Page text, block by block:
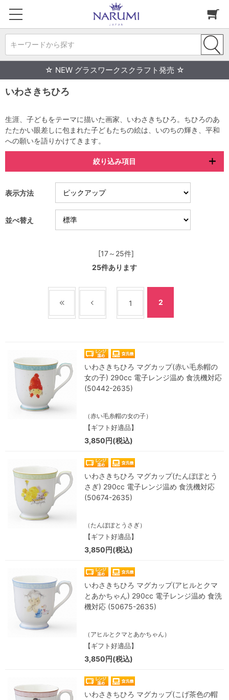
キーワードから探す
☆ NEW グラスワークスクラフト発売 ☆
いわさきちひろ
生涯、子どもをテーマに描いた画家、いわさきちひろ。ちひろのあ
たたかい眼差しに包まれた子どもたちの絵は、いのちの輝き、平和
への願いを語りかけてきます。
絞り込み項目
表示方法
並べ替え
[17～25件]
25件あります
1 2
いわさきちひろ マグカップ(赤い毛糸帽の
女の子) 290cc 電子レンジ温め 食洗機対応
(50442-2635)
（赤い毛糸帽の女の子）
【ギフト好適品】
3,850円(税込)
いわさきちひろ マグカップ(たんぽぽとう
さぎ) 290cc 電子レンジ温め 食洗機対応
(50674-2635)
（たんぽぽとうさぎ）
【ギフト好適品】
3,850円(税込)
いわさきちひろ マグカップ(アヒルとクマ
とあかちゃん) 290cc 電子レンジ温め 食洗
機対応 (50675-2635)
（アヒルとクマとあかちゃん）
【ギフト好適品】
3,850円(税込)
いわさきちひろ マグカップ(こげ茶色の帽